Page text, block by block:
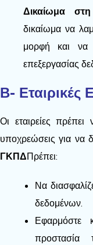
Δικαίωμα
δικαίωμα να
μορφή και να
επεξεργασίας
Β- Εταιρικές
Οι εταιρείες
υποχρεώσεις για να
ΓΚΠΔΠρέπει:
Να
δεδομένων.
Εφαρμόστε